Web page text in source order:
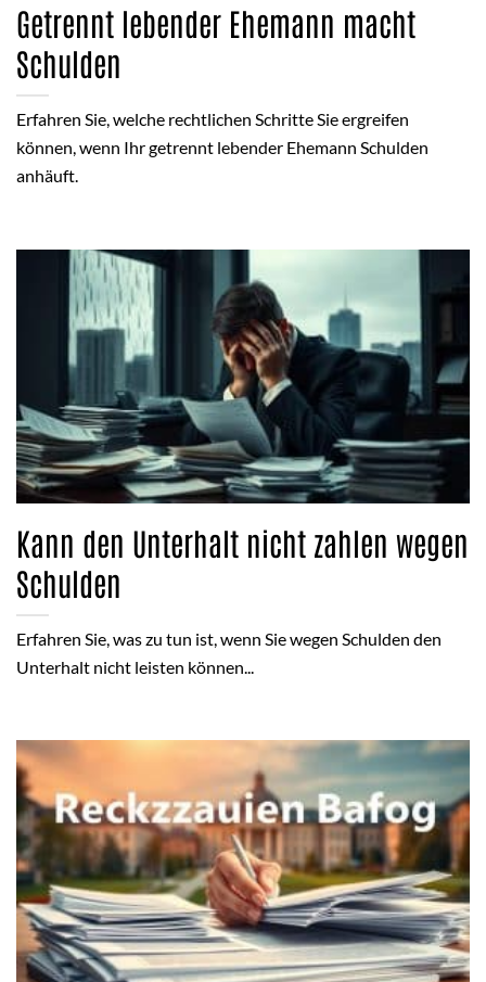
Getrennt lebender Ehemann macht
Schulden
Erfahren Sie, welche rechtlichen Schritte Sie ergreifen
können, wenn Ihr getrennt lebender Ehemann Schulden
anhäuft.
Kann den Unterhalt nicht zahlen wegen
Schulden
Erfahren Sie, was zu tun ist, wenn Sie wegen Schulden den
Unterhalt nicht leisten können...